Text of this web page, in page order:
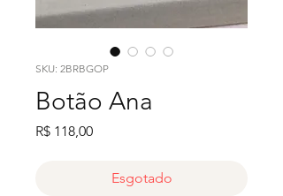
SKU: 2BRBGOP
Botão Ana
R$ 118,00Preço
Esgotado